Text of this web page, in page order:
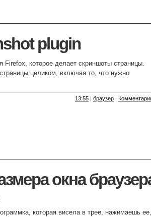
plugin
которое делает скриншоты страницы.
целиком, включая то, что нужно
13:55 | браузер |
окна
которая висела в трее, нажимаешь ее,